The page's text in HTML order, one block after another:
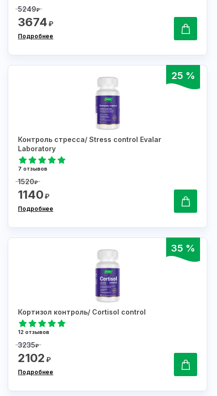
5249₽
3674₽
Подробнее
25 %
Контроль стресса/ Stress control Evalar
Laboratory
7 отзывов
1520₽
1140₽
Подробнее
35 %
Кортизол контроль/ Cortisol control
12 отзывов
3235₽
2102 ₽
Подробнее